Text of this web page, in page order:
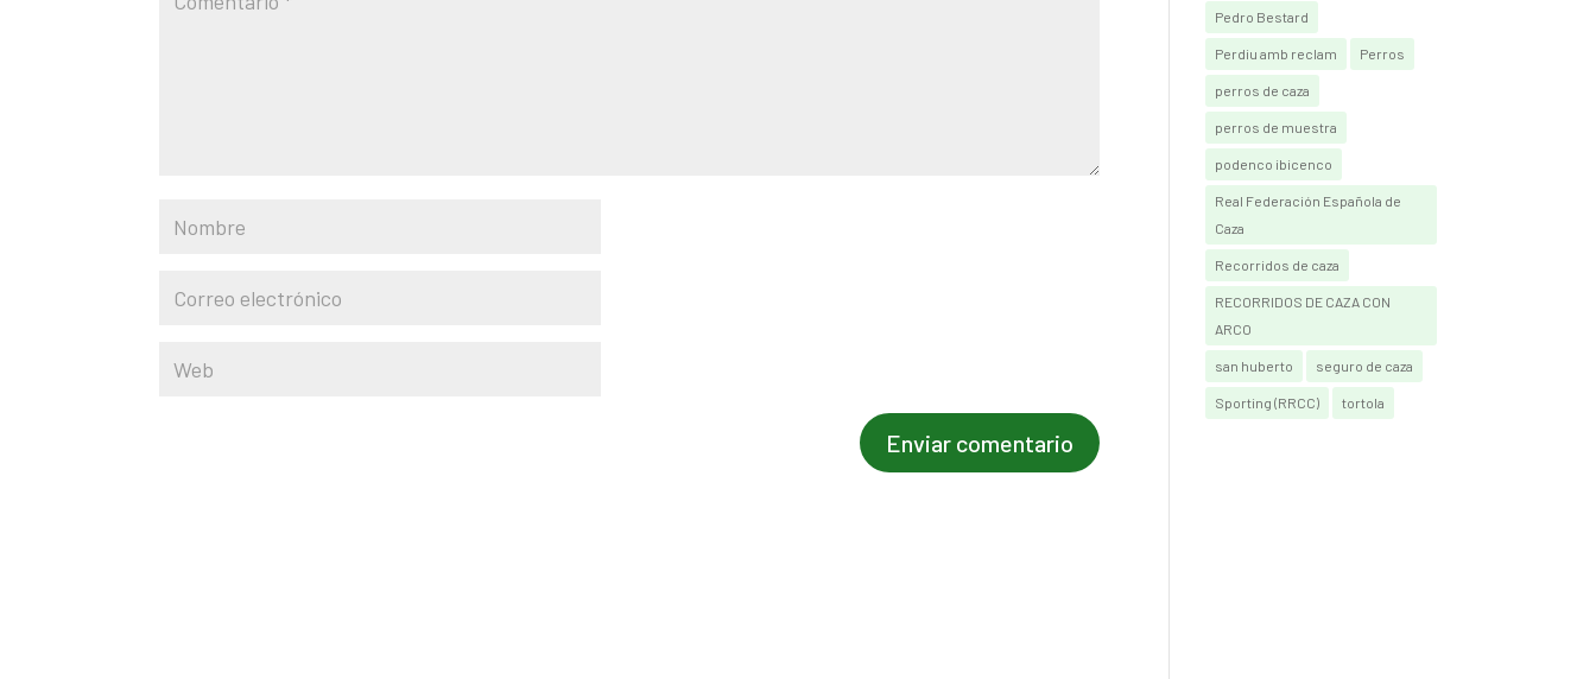
Pedro Bestard
Perdiu amb reclam Perros
perros de caza
perros de muestra
podenco ibicenco
Real Federación Española de
Caza
Recorridos de caza
RECORRIDOS DE CAZA CON
ARCO
san huberto seguro de caza
Sporting (RRCC) tortola